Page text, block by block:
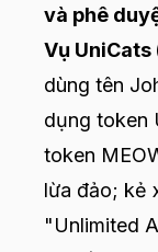
và phê
Vụ
dùng tên
dụng token
token
lừa đảo; kẻ
"Unlimited